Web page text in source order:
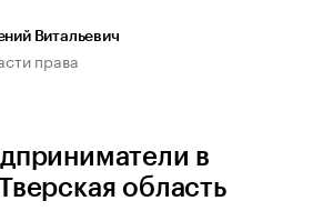
Витальевич
права
в
область